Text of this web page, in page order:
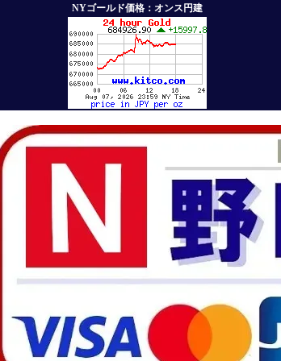
NYゴールド価格：オンス円建